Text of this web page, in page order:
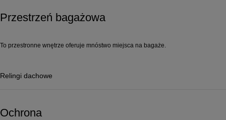
Przestrzeń bagażowa
To przestronne wnętrze oferuje mnóstwo miejsca na bagaże.
Relingi dachowe
Ochrona